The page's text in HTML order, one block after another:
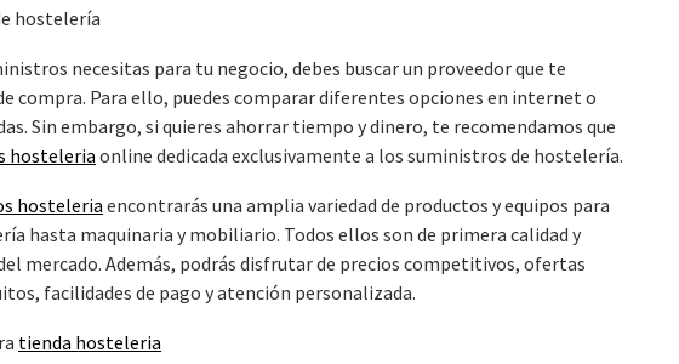
hostelería
necesitas para tu negocio, debes buscar un proveedor que te
compra. Para ello, puedes comparar diferentes opciones en internet o
Sin embargo, si quieres ahorrar tiempo y dinero, te recomendamos que
hosteleria online dedicada exclusivamente a los suministros de hostelería.
hosteleria encontrarás una amplia variedad de productos y equipos para
hasta maquinaria y mobiliario. Todos ellos son de primera calidad y
mercado. Además, podrás disfrutar de precios competitivos, ofertas
facilidades de pago y atención personalizada.
tienda hosteleria